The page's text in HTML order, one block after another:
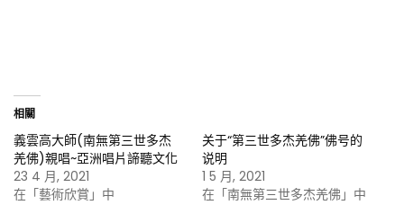
相關
義雲高大師(南無第三世多杰
羌佛)親唱~亞洲唱片諦聽文化
23 4 月, 2021
在「藝術欣賞」中
关于“第三世多杰羌佛”佛号的
说明
1 5 月, 2021
在「南無第三世多杰羌佛」中